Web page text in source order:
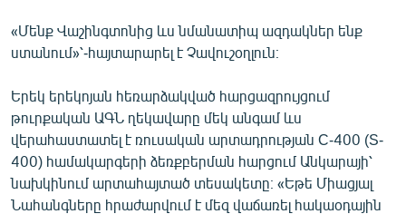
«Ազատության» բոլոր կայքերը
«Մենք Վաշինգտոնից ևս նմանատիպ ազդակներ ենք
ստանում»՝-հայտարարել է Չավուշօղլուն։
Երեկ երեկոյան հեռարձակված հարցազրույցում
թուրքական ԱԳՆ ղեկավարը մեկ անգամ ևս
վերահաստատել է ռուսական արտադրության C-400 (S-
400) համակարգերի ձեռքբերման հարցում Անկարայի՝
նախկինում արտահայտած տեսակետը։ «Եթե Միացյալ
Նահանգները հրաժարվում է մեզ վաճառել հակաօդային